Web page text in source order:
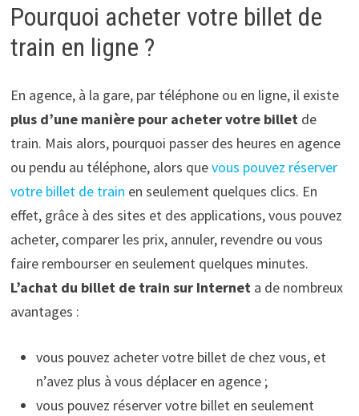
Pourquoi acheter votre billet de
train en ligne ?
En agence, à la gare, par téléphone ou en ligne, il existe
plus d’une manière pour acheter votre billet de
train. Mais alors, pourquoi passer des heures en agence
ou pendu au téléphone, alors quevous pouvez réserver
votre billet de train en seulement quelques clics. En
effet, grâce à des sites et des applications, vous pouvez
acheter, comparer les prix, annuler, revendre ou vous
faire rembourser en seulement quelques minutes.
L’achat du billet de train sur Internet a de nombreux
avantages :
vous pouvez acheter votre billet de chez vous, et
n’avez plus à vous déplacer en agence ;
vous pouvez réserver votre billet en seulement